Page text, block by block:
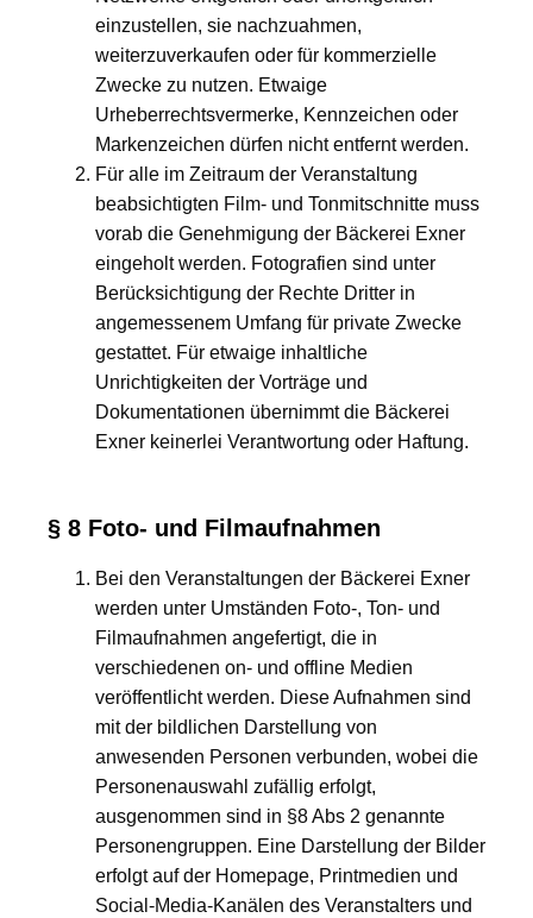
einzustellen, sie nachzuahmen,
weiterzuverkaufen oder für kommerzielle
Zwecke zu nutzen. Etwaige
Urheberrechtsvermerke, Kennzeichen oder
Markenzeichen dürfen nicht entfernt werden.
Für alle im Zeitraum der Veranstaltung
beabsichtigten Film- und Tonmitschnitte muss
vorab die Genehmigung der Bäckerei Exner
eingeholt werden. Fotografien sind unter
Berücksichtigung der Rechte Dritter in
angemessenem Umfang für private Zwecke
gestattet. Für etwaige inhaltliche
Unrichtigkeiten der Vorträge und
Dokumentationen übernimmt die Bäckerei
Exner keinerlei Verantwortung oder Haftung.
§ 8 Foto- und Filmaufnahmen
Bei den Veranstaltungen der Bäckerei Exner
werden unter Umständen Foto-, Ton- und
Filmaufnahmen angefertigt, die in
verschiedenen on- und offline Medien
veröffentlicht werden. Diese Aufnahmen sind
mit der bildlichen Darstellung von
anwesenden Personen verbunden, wobei die
Personenauswahl zufällig erfolgt,
ausgenommen sind in §8 Abs 2 genannte
Personengruppen. Eine Darstellung der Bilder
erfolgt auf der Homepage, Printmedien und
Social-Media-Kanälen des Veranstalters und